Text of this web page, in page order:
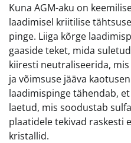
Kuna AGM-aku on
laadimisel kriitilise
pinge. Liiga kõrge
gaaside teket, mida
kiiresti neutraliseerida,
ja võimsuse jääva
laadimispinge tähendab,
laetud, mis soodustab
plaatidele tekivad raskesti
kristallid.